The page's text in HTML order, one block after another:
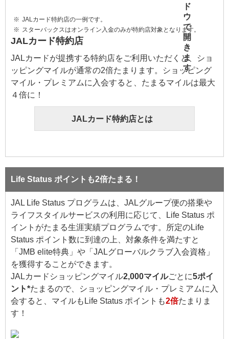
JALカード特約店の一例です。
スターバックスはオンライン入金のみが特約店対象となります。
JALカード特約店
JALカードが提携する特約店をご利用いただくと、ショ
ッピングマイルが通常の2倍たまります。ショッピング
マイル・プレミアムに入会すると、たまるマイルは最大
４倍に！
JALカード特約店とは
Life Status ポイントも2倍たまる！
JAL Life Status プログラムは、JALグループ便の搭乗や
ライフスタイルサービスの利用に応じて、Life Status ポ
イントがたまる生涯実績プログラムです。所定のLife
Status ポイント数に到達の上、対象条件を満たすと
「JMB elite特典」や「JALグローバルクラブ入会資格」
を獲得することができます。
JALカードショッピングマイル2,000マイルごとに5ポイ
ント*たまるので、ショッピングマイル・プレミアムに入
会すると、マイルもLife Status ポイントも2倍たまりま
す！